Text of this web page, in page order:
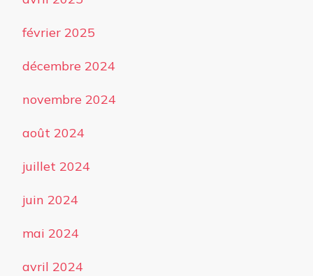
février 2025
décembre 2024
novembre 2024
août 2024
juillet 2024
juin 2024
mai 2024
avril 2024